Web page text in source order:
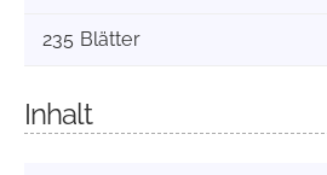
235 Blätter
Inhalt